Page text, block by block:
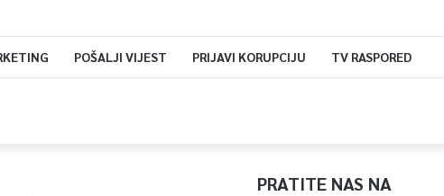
POŠALJI VIJEST PRIJAVI KORUPCIJU TV RASPORED
PRATITE NAS NA